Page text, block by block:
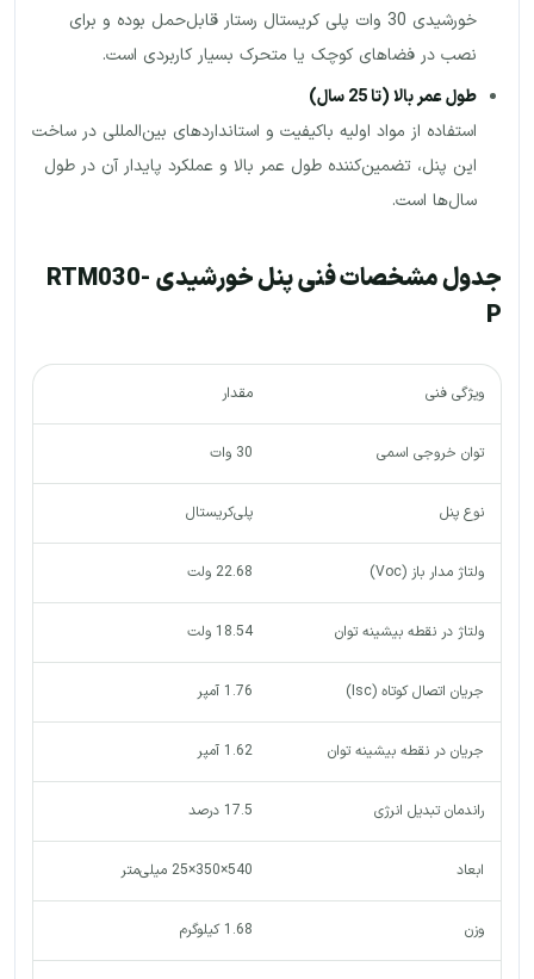
خورشیدی 30 وات پلی کریستال رستار قابل‌حمل بوده و برای
نصب در فضاهای کوچک یا متحرک بسیار کاربردی است.
طول عمر بالا (تا 25 سال
)
استفاده از مواد اولیه باکیفیت و استانداردهای بین‌المللی در ساخت
این پنل، تضمین‌کننده طول عمر بالا و عملکرد پایدار آن در طول
سال‌ها است.
جدول مشخصات فنی پنل خورشیدی RTM030-
P
ویژگی فنی مقدار
توان خروجی اسمی 30 وات
نوع پنل پلی‌کریستال
ولتاژ مدار باز (Voc) 22.68 ولت
ولتاژ در نقطه بیشینه توان 18.54 ولت
جریان اتصال کوتاه (Isc) 1.76 آمپر
جریان در نقطه بیشینه توان 1.62 آمپر
راندمان تبدیل انرژی 17.5 درصد
ابعاد 540×350×25 میلی‌متر
وزن 1.68 کیلوگرم